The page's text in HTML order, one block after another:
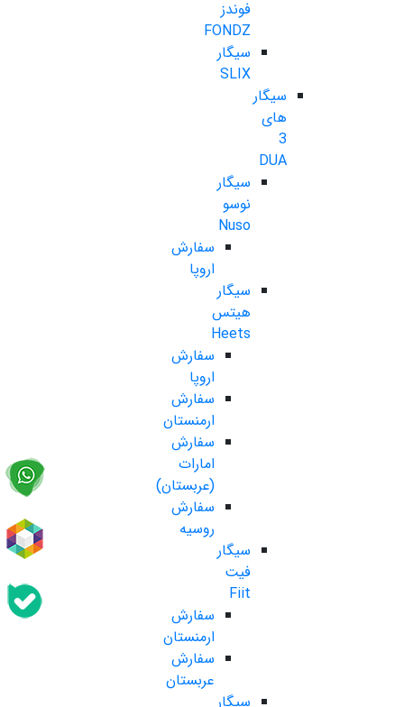
فوندز
FONDZ
سیگار
SLIX
سیگار
های
3
DUA
سیگار
نوسو
Nuso
سفارش
اروپا
سیگار
هیتس
Heets
سفارش
اروپا
سفارش
ارمنستان
سفارش
امارات
(عربستان)
سفارش
روسیه
سیگار
فیت
Fiit
سفارش
ارمنستان
سفارش
عربستان
سیگار